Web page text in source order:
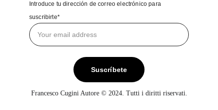
Introduce tu dirección de correo electrónico para
suscribirte*
Suscríbete
Francesco Cugini Autore © 2024. Tutti i diritti riservati.